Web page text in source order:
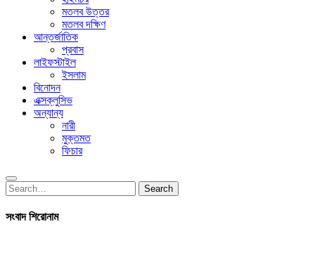
মতলব উত্তর
মতলব দক্ষিণ
আন্তর্জাতিক
প্রবাস
লাইফস্টাইল
ইসলাম
বিনোদন
এক্সক্লুসিভ
অন্যান্য
নারী
মুক্তমত
ফিচার
Search
for:
Search
সংবাদ শিরোনাম